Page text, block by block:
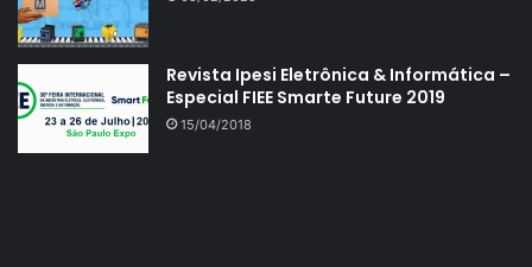
Revista Ipesi Eletrônica & Informática –
Especial FIEE Smarte Future 2019
15/04/2018